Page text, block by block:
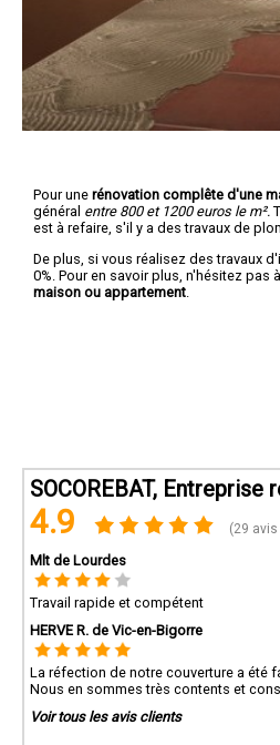
Pour une rénovation complête d'une
général entre 800 et 1200 euros le m².
est à refaire, s'il y a des travaux de
De plus, si vous réalisez des travaux
0%. Pour en savoir plus, n'hésitez
maison ou appartement
SOCOREBAT,
4.9 (29 avis
Mlt de Lourdes
Travail rapide et compétent
HERVE R. de Vic-en-Bigorre
La réfection de notre couverture a été
Nous en sommes très contents et
Voir tous les avis clients